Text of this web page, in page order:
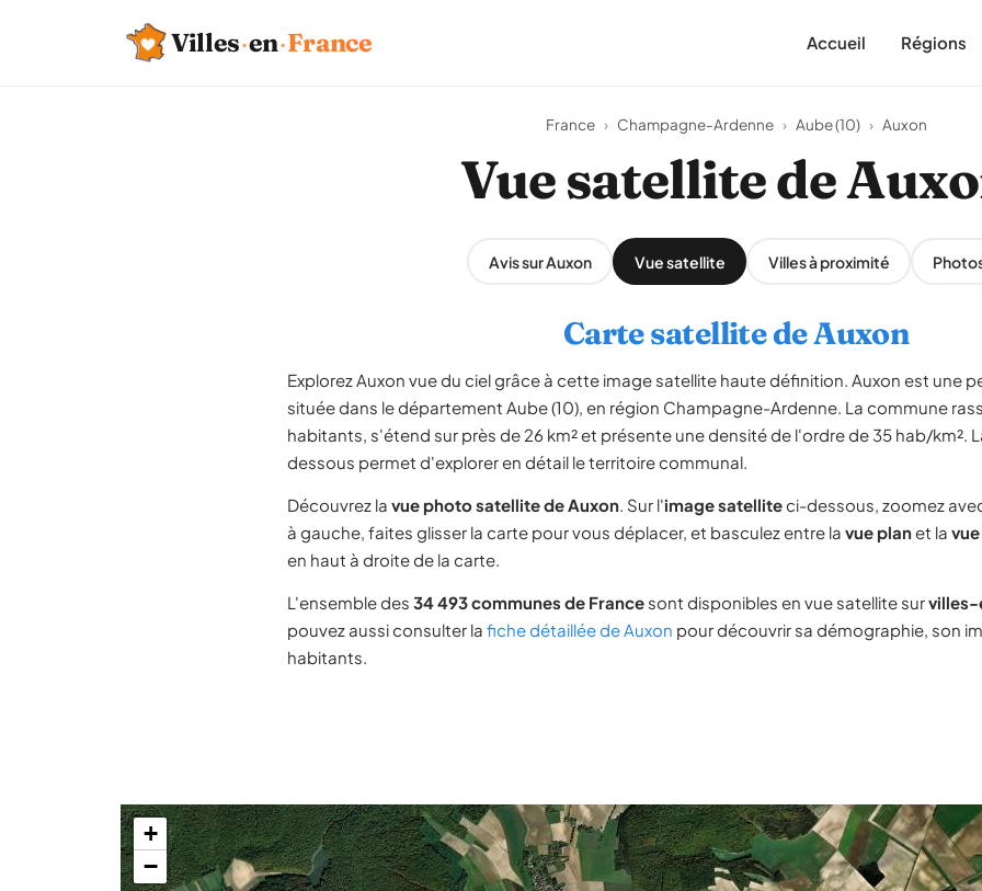
Villes·en·France Accueil Régions
France › Champagne-Ardenne › Aube (10) › Auxon
Vue satellite de
Avis sur Auxon Vue satellite Villes à proximité
Carte satellite de Auxon
Explorez Auxon vue du ciel grâce à cette image satellite haute définition. Auxon est une
située dans le département Aube (10), en région Champagne-Ardenne. La commune
habitants, s'étend sur près de 26 km² et présente une densité de l'ordre de 35 hab/km².
dessous permet d'explorer en détail le territoire communal.
Découvrez la vue photo satellite de Auxon. Sur l'image satelliteci-dessous, zoomez
à gauche, faites glisser la carte pour vous déplacer, et basculez entre la vue planet la
en haut à droite de la carte.
L'ensemble des 34 493 communes de France sont disponibles en vue satellite sur
pouvez aussi consulter la fiche détaillée de Auxon pour découvrir sa démographie, son
habitants.
+
−